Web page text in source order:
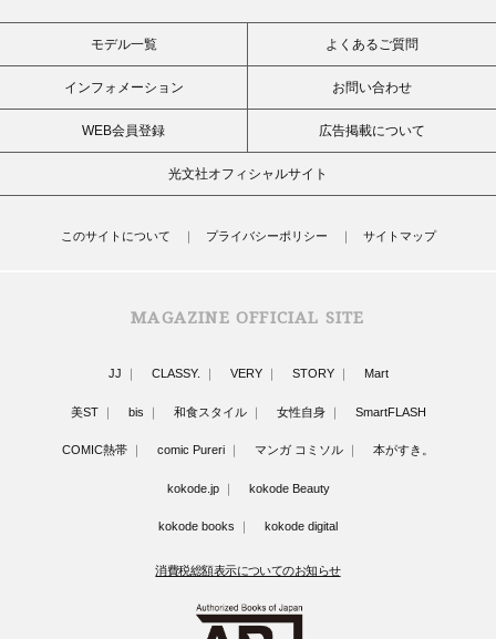
モデル一覧 よくあるご質問
インフォメーション お問い合わせ
WEB会員登録 広告掲載について
光文社オフィシャルサイト
このサイトについて プライバシーポリシー サイトマップ
MAGAZINE OFFICIAL SITE
JJ CLASSY. VERY STORY Mart
美ST bis 和食スタイル 女性自身 SmartFLASH
COMIC熱帯 comic Pureri マンガ コミソル 本がすき。
kokode.jp kokode Beauty
kokode books kokode digital
消費税総額表示についてのお知らせ